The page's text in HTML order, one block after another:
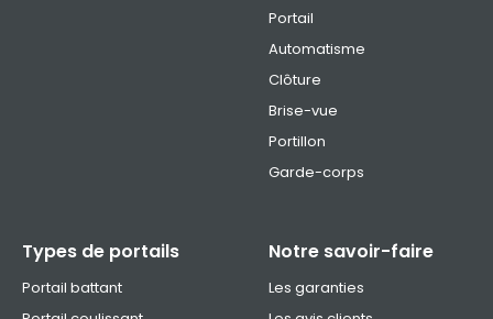
Portail
Automatisme
Clôture
Brise-vue
Portillon
Garde-corps
Types de portails
Portail battant
Notre savoir-faire
Les garanties